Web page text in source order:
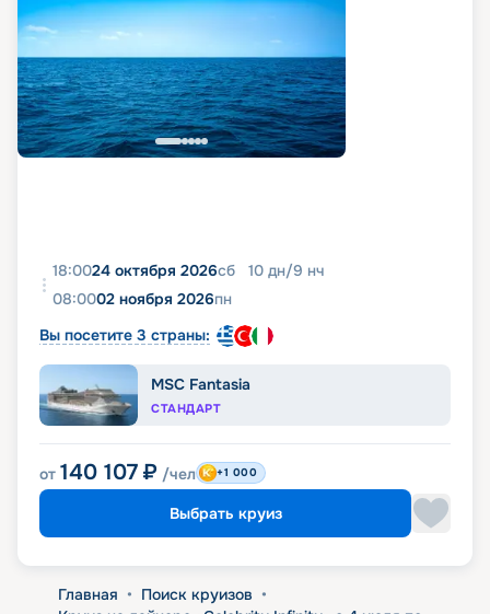
18:0024 октября 2026сб 10 дн/9 нч
08:0002 ноября 2026пн
Вы посетите 3 страны:
MSC Fantasia
СТАНДАРТ
от 140 107 ₽ /чел +1 000
Выбрать круиз
Главная • Поиск круизов •